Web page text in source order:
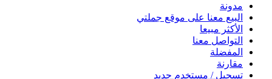
مدونة
البيع معنا على موقع جملتي
الأكثر مبيعا
التواصل معنا
المفضلة
مقارنة
تسجيل / مستخدم جديد